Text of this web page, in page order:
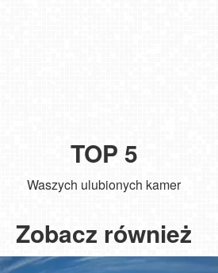
TOP 5
Waszych ulubionych kamer
Kołobrzeg - widok na molo
Zobacz również